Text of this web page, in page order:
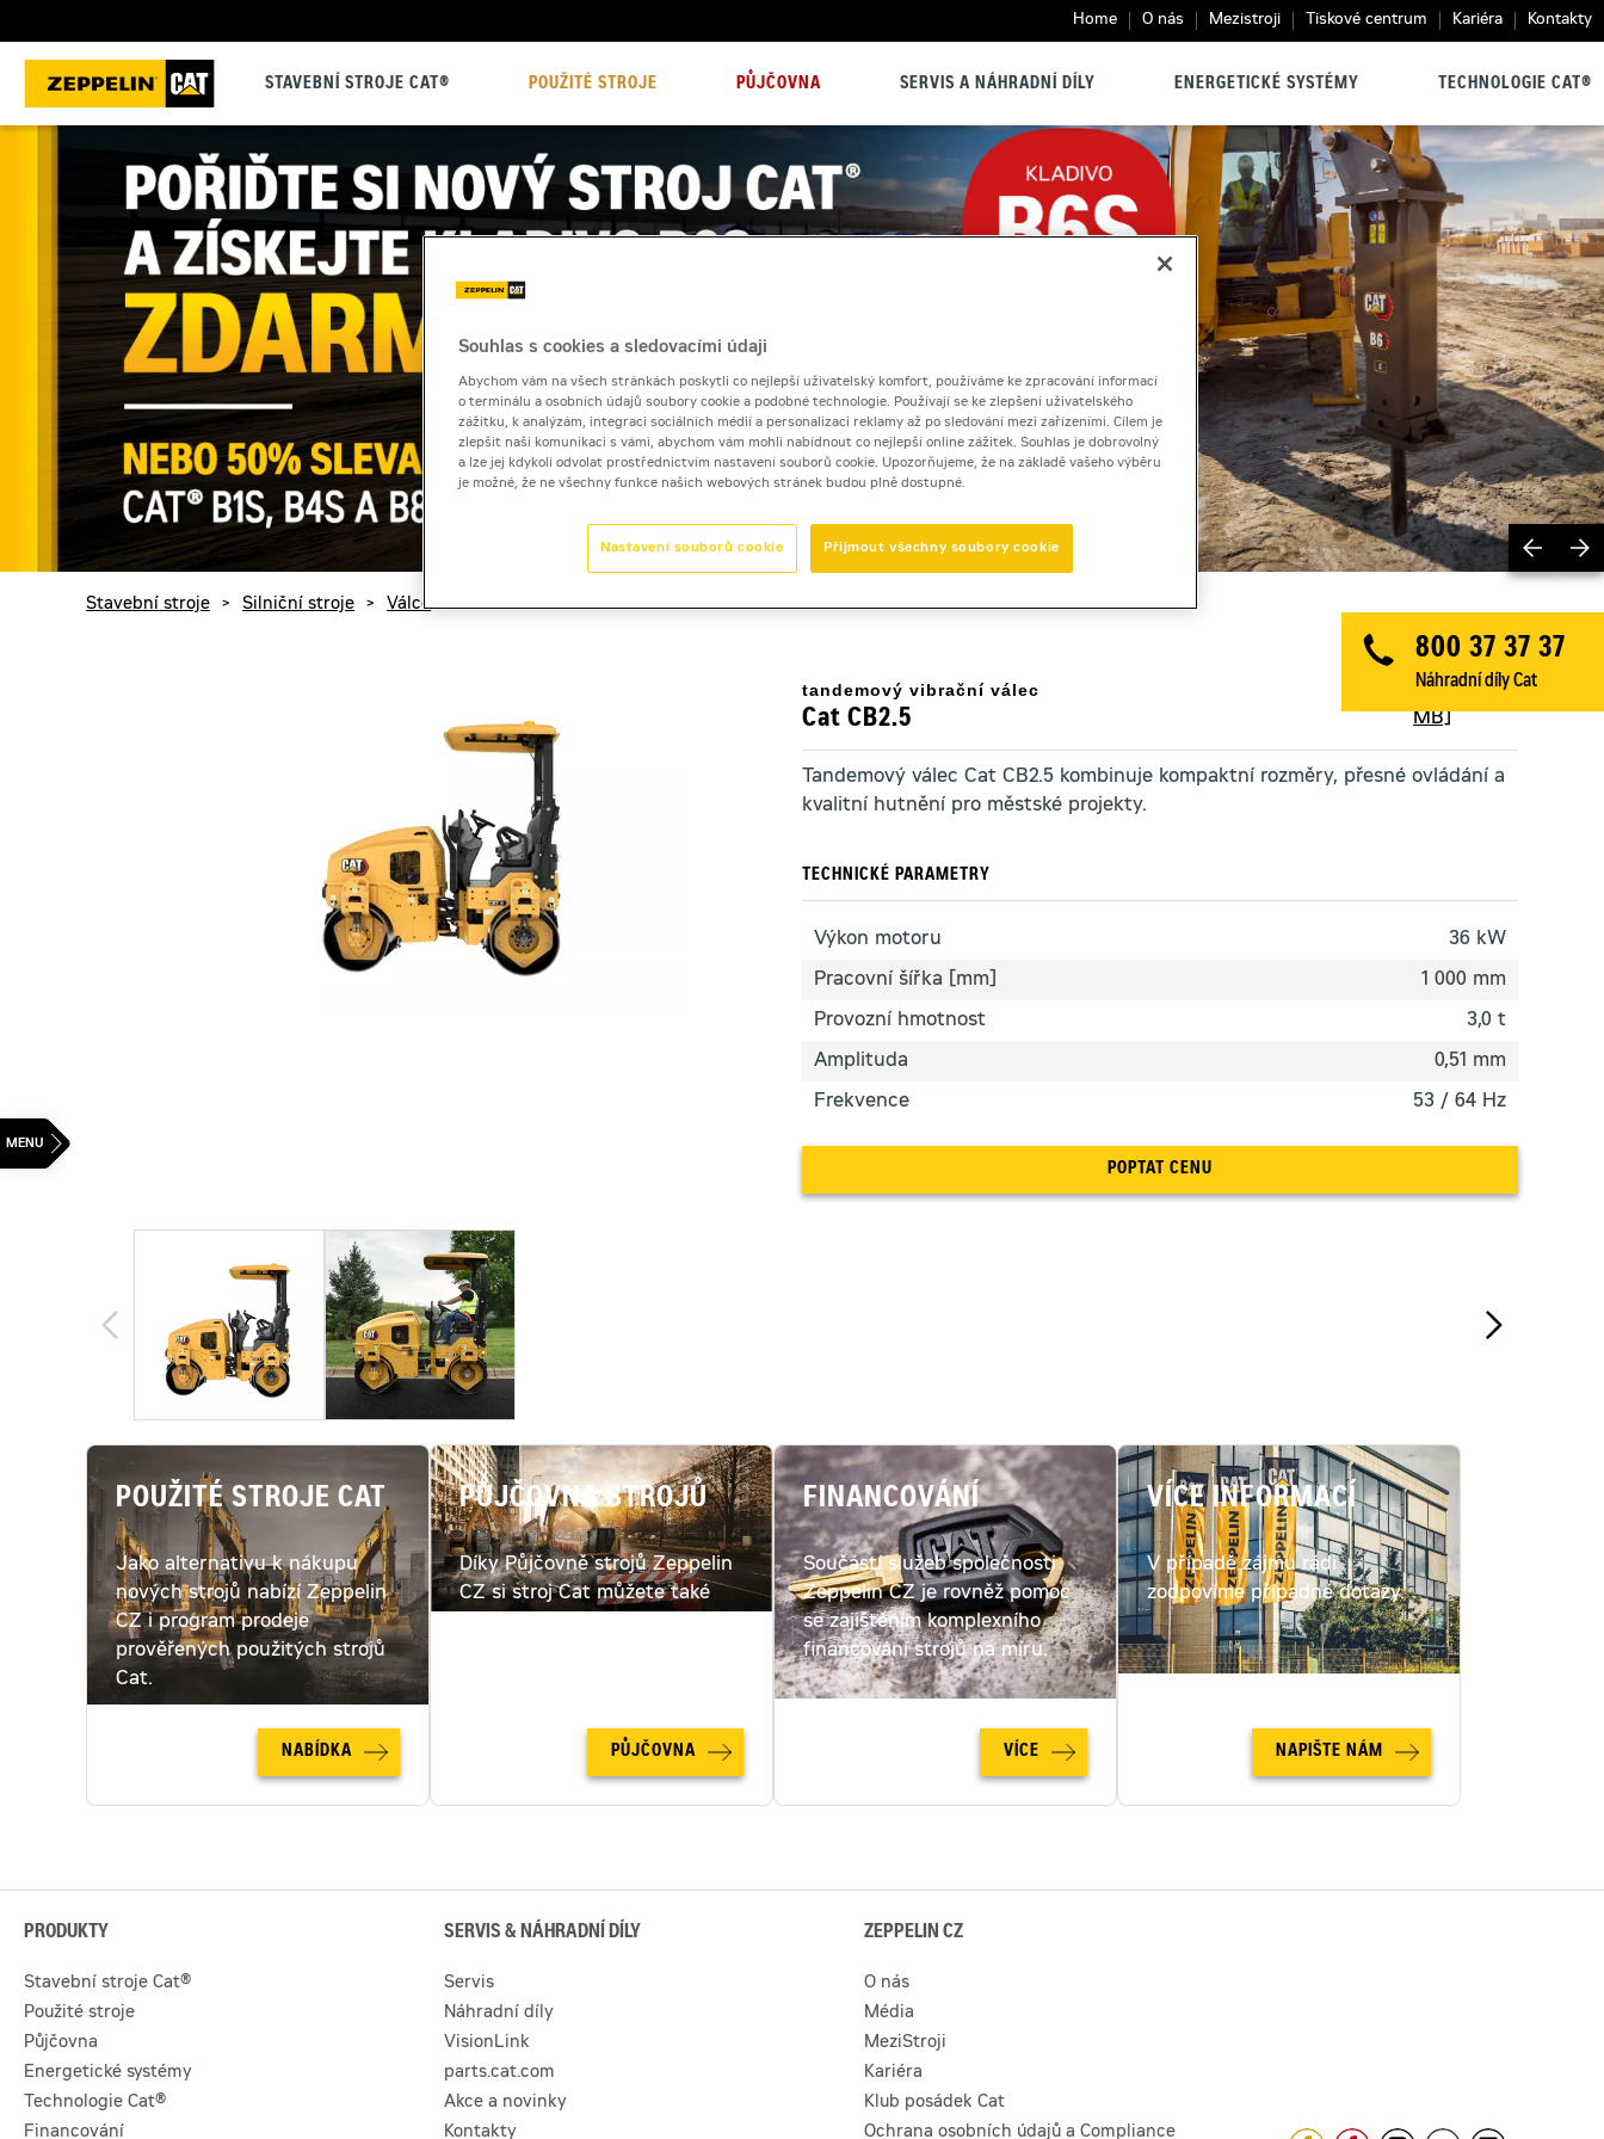
Home O nás Mezistroji Tiskové centrum Kariéra Kontakty
STAVEBNÍ STROJE CAT® POUŽITÉ STROJE PŮJČOVNA SERVIS A NÁHRADNÍ DÍLY ENERGETICKÉ SYSTÉMY TECHNOLOGIE CAT®
800 37 37 37
Náhradní díly Cat
Stavební stroje > Silniční stroje > Válce > Cat CB2.5
tandemový vibrační válec
Cat CB2.5
Produktový
list [0,7
MB]
Tandemový válec Cat CB2.5 kombinuje kompaktní rozměry, přesné ovládání a
kvalitní hutnění pro městské projekty.
TECHNICKÉ PARAMETRY
Výkon motoru 36 kW
Pracovní šířka [mm] 1 000 mm
Provozní hmotnost 3,0 t
Amplituda 0,51 mm
Frekvence 53 / 64 Hz
POPTAT CENU
POUŽITÉ STROJE CAT
Jako alternativu k nákupu
nových strojů nabízí Zeppelin
CZ i program prodeje
prověřených použitých strojů
Cat.
NABÍDKA
PŮJČOVNA STROJŮ
Díky Půjčovně strojů Zeppelin
CZ si stroj Cat můžete také
PŮJČOVNA
FINANCOVÁNÍ
Součástí služeb společnosti
Zeppelin CZ je rovněž pomoc
se zajištěním komplexního
financování strojů na míru.
VÍCE
VÍCE INFORMACÍ
V případě zájmu rádi
zodpovíme případné dotazy.
NAPIŠTE NÁM
PRODUKTY
Stavební stroje Cat®
Použité stroje
Půjčovna
Energetické systémy
Technologie Cat®
Financování
SERVIS & NÁHRADNÍ DÍLY
Servis
Náhradní díly
VisionLink
parts.cat.com
Akce a novinky
Kontakty
ZEPPELIN CZ
O nás
Média
MeziStroji
Kariéra
Klub posádek Cat
Ochrana osobních údajů a Compliance
Souhlas s cookies a sledovacími údaji
Abychom vám na všech stránkách poskytli co nejlepší uživatelský komfort, používáme ke zpracování informací
o terminálu a osobních údajů soubory cookie a podobné technologie. Používají se ke zlepšení uživatelského
zážitku, k analýzám, integraci sociálních médií a personalizaci reklamy až po sledování mezi zařízeními. Cílem je
zlepšit naši komunikaci s vámi, abychom vám mohli nabídnout co nejlepší online zážitek. Souhlas je dobrovolný
a lze jej kdykoli odvolat prostřednictvím nastavení souborů cookie. Upozorňujeme, že na základě vašeho výběru
je možné, že ne všechny funkce našich webových stránek budou plně dostupné.
Přijmout všechny soubory cookie
Nastavení souborů cookie